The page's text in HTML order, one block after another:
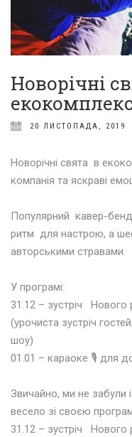
Новорічні
20 ЛИСТОПАДА, 2019
Новорічні свята в
компанія та яскраві
Популярний кавер-
ритм для настрою, а
авторськими стравами.
У програмі:
31.12 – зустріч Нового
(урочиста зустріч
шоу)
01.01 – караоке 🎙 для
Звичайно, ми не забули
весело зі своєю
31.12 – зустріч Нового